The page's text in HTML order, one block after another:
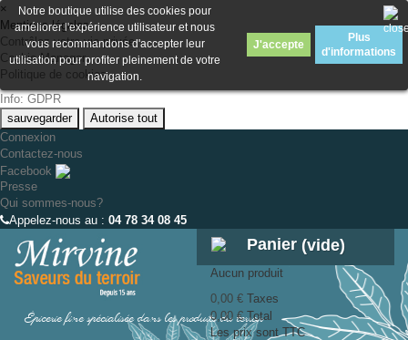
×
Mentions légales
Contrôlez votre vie privée
Cookie Manager
Politique de cookies
Info: GDPR
sauvegarder
Autorise tout
Connexion
Contactez-nous
Facebook
Presse
Qui sommes-nous?
Appelez-nous au : 04 78 34 08 45
Épicerie fine spécialisée dans les produits du terroir
Panier (vide)
Aucun produit
0,00 € Taxes
0,00 € Total
Les prix sont TTC
Notre boutique utilise des cookies pour
améliorer l'expérience utilisateur et nous
vous recommandons d'accepter leur
utilisation pour profiter pleinement de votre
navigation.
J'accepte
Plus
d'informations